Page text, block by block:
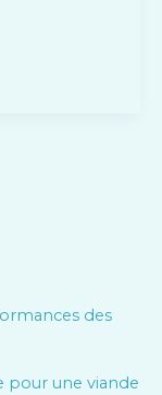
des
pour une viande